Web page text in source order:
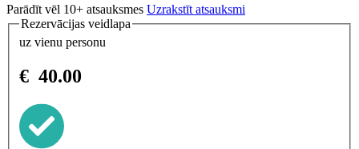
Parādīt vēl 10+ atsauksmes Uzrakstīt atsauksmi
Rezervācijas veidlapa
uz vienu personu
€ 40.00